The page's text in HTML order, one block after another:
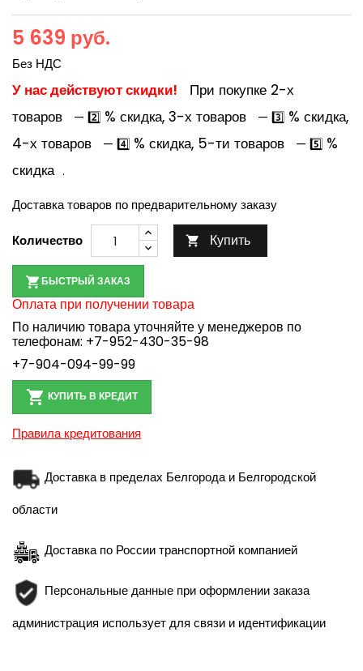
5 639 руб.
Без НДС
У нас действуют скидки!
При покупке 2-х
товаров
— 2️⃣ % скидка, 3-х товаров — 3️⃣ % скидка,
4-х товаров
— 4️⃣ % скидка, 5-ти товаров — 5️⃣ %
скидка .
Доставка товаров по предварительному заказу
Количество  Купить
БЫСТРЫЙ ЗАКАЗ
Оплата при получении товара
По наличию товара уточняйте у менеджеров по
телефонам: +7-952-430-35-98
+7-904-094-99-99
 КУПИТЬ В КРЕДИТ
Правила кредитования
Доставка в пределах Белгорода и Белгородской
области
Доставка по России транспортной компанией
Персональные данные при оформлении заказа
администрация использует для связи и идентификации